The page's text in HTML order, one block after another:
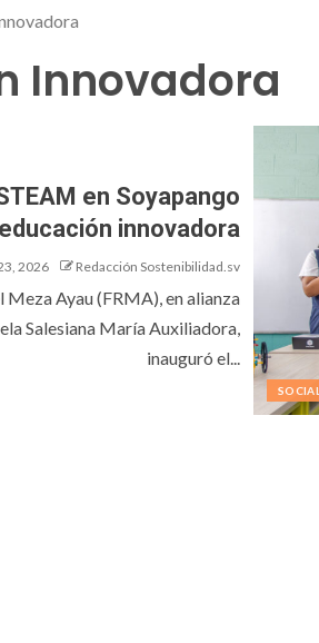
Innovadora
SOCIAL
en Soyapango
innovadora
2026 Redacción Sostenibilidad.sv
Meza Ayau (FRMA), en alianza
Salesiana María Auxiliadora,
inauguró el...